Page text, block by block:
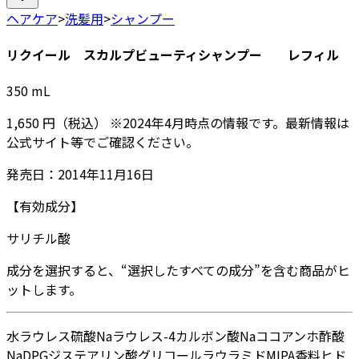
ヘアケア>洗髪用>シャンプー
リクイール スカルプビューティシャンプー レフィル
350 mL
1,650 円 （税込） ※2024年4月時点の情報です。最新情報は
公式サイト等でご確認ください。
発売日： 2014年11月16日
【有効成分】
サリチル酸
成分を選択すると、“選択したすべての成分”を含む商品がヒ
ットします。
水ラウレス硫酸Naラウレス-4カルボン酸Naココアンホ酢酸